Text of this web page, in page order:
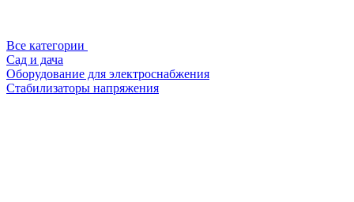
Все категории
Сад и дача
Оборудование для электроснабжения
Стабилизаторы напряжения